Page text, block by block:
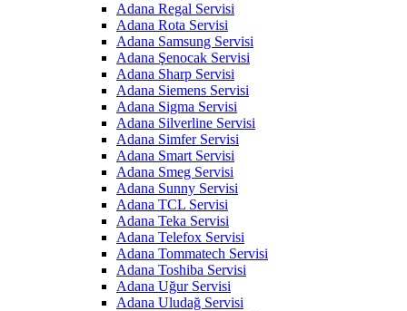
Adana Regal Servisi
Adana Rota Servisi
Adana Samsung Servisi
Adana Şenocak Servisi
Adana Sharp Servisi
Adana Siemens Servisi
Adana Sigma Servisi
Adana Silverline Servisi
Adana Simfer Servisi
Adana Smart Servisi
Adana Smeg Servisi
Adana Sunny Servisi
Adana TCL Servisi
Adana Teka Servisi
Adana Telefox Servisi
Adana Tommatech Servisi
Adana Toshiba Servisi
Adana Uğur Servisi
Adana Uludağ Servisi